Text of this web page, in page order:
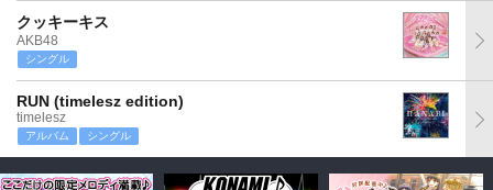
クッキーキス
AKB48
シングル
RUN (timelesz edition)
timelesz
アルバム シングル